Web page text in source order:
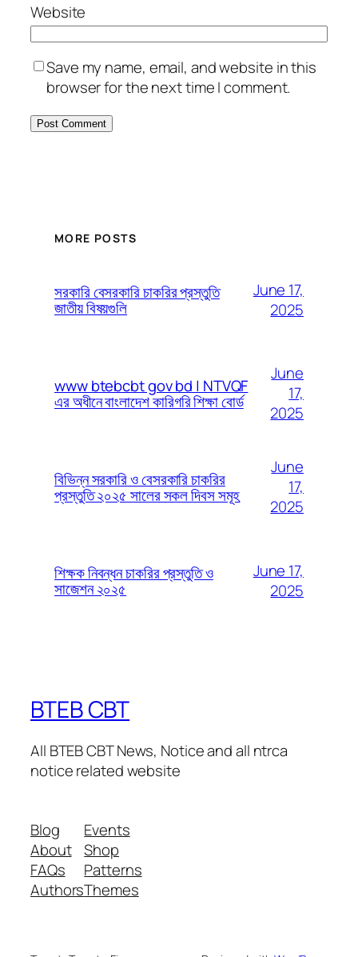
Website
Save my name, email, and website in this
browser for the next time I comment.
MORE POSTS
সরকারি বেসরকারি চাকরির প্রস্তুতি
জাতীয় বিষয়গুলি
June 17,
2025
www btebcbt gov bd | NTVQF
এর অধীনে বাংলাদেশ কারিগরি শিক্ষা বোর্ড
June
17,
2025
বিভিন্ন সরকারি ও বেসরকারি চাকরির
প্রস্তুতি ২০২৫ সালের সকল দিবস সমূহ
June
17,
2025
শিক্ষক নিবন্ধন চাকরির প্রস্তুতি ও
সাজেশন ২০২৫
June 17,
2025
BTEB CBT
All BTEB CBT News, Notice and all ntrca
notice related website
Blog
About
FAQs
Authors
Events
Shop
Patterns
Themes